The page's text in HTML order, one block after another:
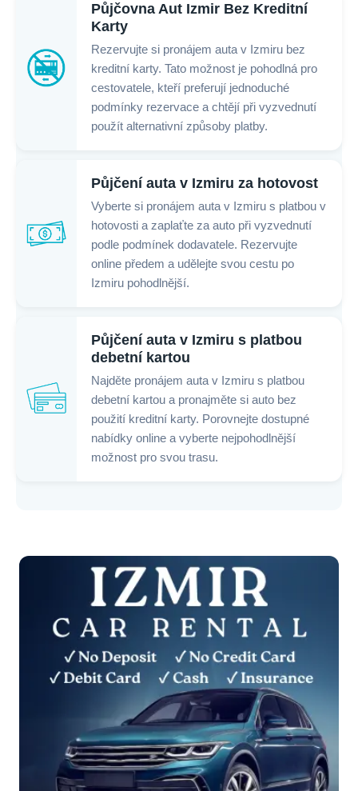
Půjčovna Aut Izmir Bez Kreditní
Karty
Rezervujte si pronájem auta v Izmiru bez
kreditní karty. Tato možnost je pohodlná pro
cestovatele, kteří preferují jednoduché
podmínky rezervace a chtějí při vyzvednutí
použít alternativní způsoby platby.
Půjčení auta v Izmiru za hotovost
Vyberte si pronájem auta v Izmiru s platbou v
hotovosti a zaplaťte za auto při vyzvednutí
podle podmínek dodavatele. Rezervujte
online předem a udělejte svou cestu po
Izmiru pohodlnější.
Půjčení auta v Izmiru s platbou
debetní kartou
Najděte pronájem auta v Izmiru s platbou
debetní kartou a pronajměte si auto bez
použití kreditní karty. Porovnejte dostupné
nabídky online a vyberte nejpohodlnější
možnost pro svou trasu.